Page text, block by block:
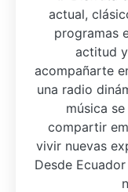
actual,
programas
actitud
acompañarte
una radio
música
compartir
vivir nuevas
Desde